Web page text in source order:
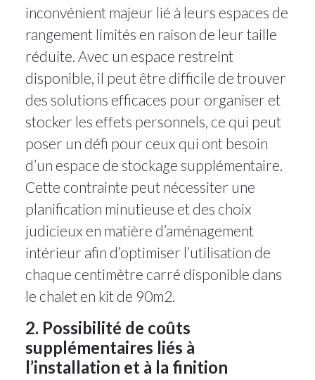
inconvénient majeur lié à leurs espaces de
rangement limités en raison de leur taille
réduite. Avec un espace restreint
disponible, il peut être difficile de trouver
des solutions efficaces pour organiser et
stocker les effets personnels, ce qui peut
poser un défi pour ceux qui ont besoin
d’un espace de stockage supplémentaire.
Cette contrainte peut nécessiter une
planification minutieuse et des choix
judicieux en matière d’aménagement
intérieur afin d’optimiser l’utilisation de
chaque centimètre carré disponible dans
le chalet en kit de 90m2.
2. Possibilité de coûts
supplémentaires liés à
l’installation et à la finition